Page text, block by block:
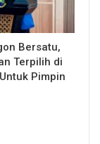
Bersatu,
Terpilih di
Pimpin